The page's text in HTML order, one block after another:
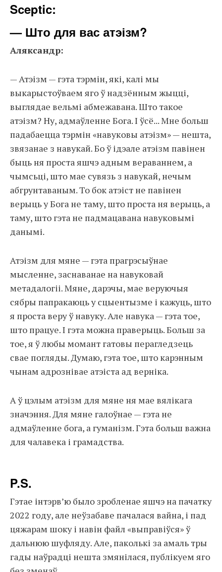
Sceptic:
— Што для вас атэізм?
Аляксандр:
— Атэізм — гэта тэрмін, які, калі мы
выкарыстоўваем яго ў надзённым жыцці,
выглядае вельмі абмежавана. Што такое
атэізм? Ну, адмаўленне Бога. І ўсё... Мне больш
падабаецца тэрмін «навуковы атэізм» — нешта,
звязанае з навукай. Бо ў ідэале атэізм павінен
быць ня проста яшчэ адным вераваннем, а
чымсьці, што мае сувязь з навукай, нечым
абгрунтаваным. То бок атэіст не павінен
верыць у Бога не таму, што проста ня верыць, а
таму, што гэта не падмацавана навуковымі
данымі.
Атэізм для мяне — гэта прагрэсыўнае
мысленне, заснаванае на навуковай
метадалогіі. Мяне, дарэчы, мае веруючыя
сябры папракаюць у сцыентызме і кажуць, што
я проста веру ў навуку. Але навука — гэта тое,
што працуе. І гэта можна праверыць. Больш за
тое, я ў любы момант гатовы перагледзець
свае погляды. Думаю, гэта тое, што карэнным
чынам адрознівае атэіста ад верніка.
А ў цэлым атэізм для мяне ня мае вялікага
значэння. Для мяне галоўнае — гэта не
адмаўленне бога, а гуманізм. Гэта больш важна
для чалавека і грамадства.
P.S.
Гэтае інтэрв’ю было зробленае яшчэ на пачатку
2022 году, але неўзабаве пачалася вайна, і пад
цяжарам шоку і навін файл «выправіўся» ў
дальнюю шуфляду. Але, паколькі за амаль тры
гады наўрадці нешта змянілася, публікуем яго